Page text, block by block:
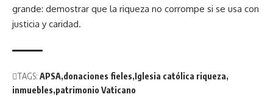
grande: demostrar que la riqueza no corrompe si se usa con
justicia y caridad.
TAGS: APSA donaciones fieles Iglesia católica riqueza
inmuebles patrimonio Vaticano